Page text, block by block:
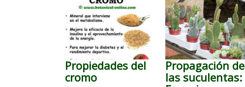
Propiedades del
cromo
Propagación de
las suculentas: